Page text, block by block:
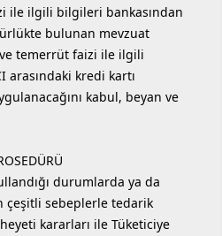
ile ilgili bilgileri bankasından
bulunan mevzuat
temerrüt faizi ile ilgili
arasındaki kredi kartı
kabul, beyan ve
durumlarda ya da
çeşitli sebeplerle tedarik
kararları ile Tüketiciye